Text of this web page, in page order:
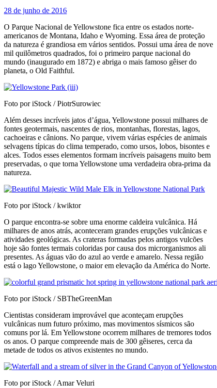
28 de junho de 2016
O Parque Nacional de Yellowstone fica entre os estados norte-
americanos de Montana, Idaho e Wyoming. Essa área de proteção
da natureza é grandiosa em vários sentidos. Possui uma área de nove
mil quilômetros quadrados, foi o primeiro parque nacional do
mundo (inaugurado em 1872) e abriga o mais famoso gêiser do
planeta, o Old Faithful.
Foto por iStock / PiotrSurowiec
Além desses incríveis jatos d’água, Yellowstone possui milhares de
fontes geotermais, nascentes de rios, montanhas, florestas, lagos,
cachoeiras e cânions. No parque, vivem várias espécies de animais
selvagens típicas do clima temperado, como ursos, lobos, bisontes e
alces. Todos esses elementos formam incríveis paisagens muito bem
preservadas, o que torna Yellowstone uma verdadeira obra-prima da
natureza.
Foto por iStock / kwiktor
O parque encontra-se sobre uma enorme caldeira vulcânica. Há
milhares de anos atrás, aconteceram grandes erupções vulcânicas e
atividades geológicas. As crateras formadas pelos antigos vulcões
hoje são fontes termais coloridas por causa dos microrganismos ali
presentes. As águas vão do azul ao verde e amarelo. Nessa região
está o lago Yellowstone, o maior em elevação da América do Norte.
Foto por iStock / SBTheGreenMan
Cientistas consideram improvável que aconteçam erupções
vulcânicas num futuro próximo, mas movimentos sísmicos são
comuns por lá. Em Yellowstone ocorrem milhares de tremores todos
os anos. O parque compreende mais de 300 gêiseres, cerca da
metade de todos os ativos existentes no mundo.
Foto por iStock / Amar Veluri